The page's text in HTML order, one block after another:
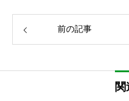
前の記事
関